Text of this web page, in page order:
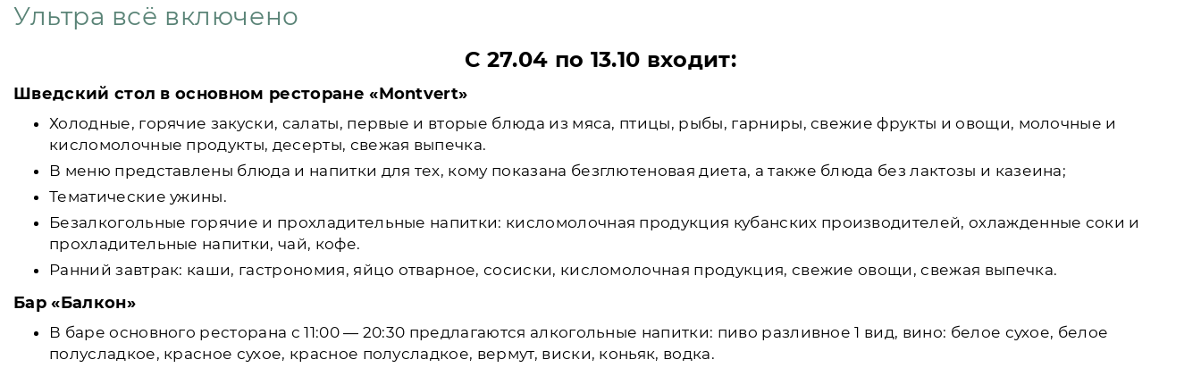
Ультра всё включено
С 27.04 по 13.10 входит:
Шведский стол в основном ресторане «Montvert»
Холодные, горячие закуски, салаты, первые и вторые блюда из мяса, птицы, рыбы, гарниры, свежие фрукты и овощи, молочные и
кисломолочные продукты, десерты, свежая выпечка.
В меню представлены блюда и напитки для тех, кому показана безглютеновая диета, а также блюда без лактозы и казеина;
Тематические ужины.
Безалкогольные горячие и прохладительные напитки: кисломолочная продукция кубанских производителей, охлажденные соки и
прохладительные напитки, чай, кофе.
Ранний завтрак: каши, гастрономия, яйцо отварное, сосиски, кисломолочная продукция, свежие овощи, свежая выпечка.
Бар «Балкон»
В баре основного ресторана с 11:00 — 20:30 предлагаются алкогольные напитки: пиво разливное 1 вид, вино: белое сухое, белое
полусладкое, красное сухое, красное полусладкое, вермут, виски, коньяк, водка.